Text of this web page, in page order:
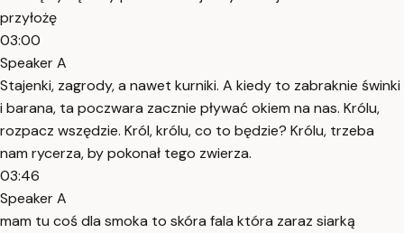
przyłożę
03:00
Speaker A
Stajenki, zagrody, a nawet kurniki. A kiedy to zabraknie świnki
i barana, ta poczwara zacznie pływać okiem na nas. Królu,
rozpacz wszędzie. Król, królu, co to będzie? Królu, trzeba
nam rycerza, by pokonał tego zwierza.
03:46
Speaker A
mam tu coś dla smoka to skóra fala która zaraz siarką